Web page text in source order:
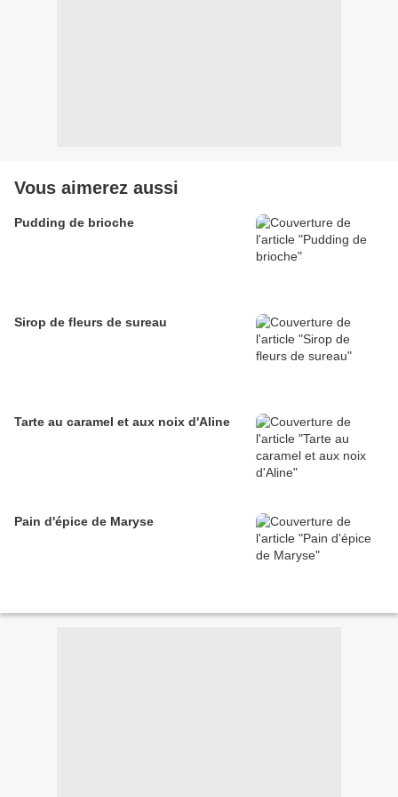
Vous aimerez aussi
Pudding de brioche
Sirop de fleurs de sureau
Tarte au caramel et aux noix d'Aline
Pain d'épice de Maryse